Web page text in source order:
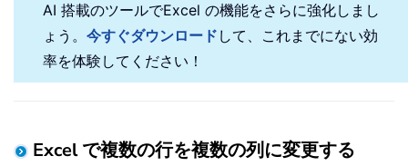
AI 搭載のツールでExcel の機能をさらに強化しまし
ょう。 今すぐダウンロード して、これまでにない効
率を体験してください！
Excel で複数の行を複数の列に変更する